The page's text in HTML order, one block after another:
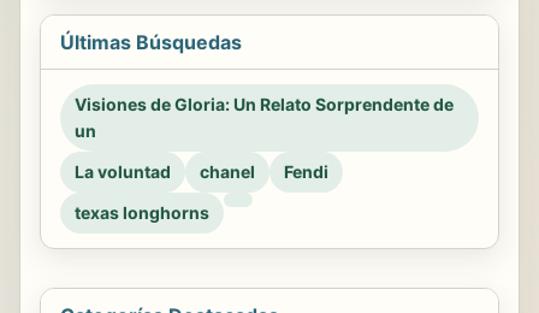
Últimas Búsquedas
Visiones de Gloria: Un Relato Sorprendente de
un
La voluntad
chanel
Fendi
texas longhorns